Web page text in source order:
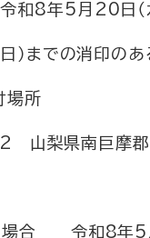
8年5月20日（水
での消印のある
所
県南巨摩郡身
場合 令和8年5